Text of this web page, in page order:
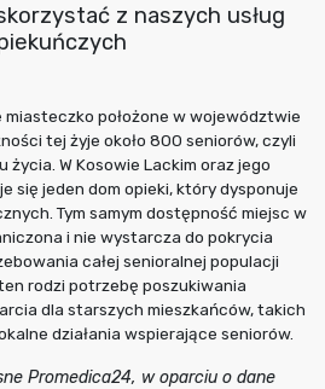
z naszych usług
położone w województwie
tej żyje około 800 seniorów, czyli
życia. W Kosowie Lackim oraz jego
się jeden dom opieki, który dysponuje
Tym samym dostępność miejsc w
i nie wystarcza do pokrycia
całej senioralnej populacji
rodzi potrzebę poszukiwania
dla starszych mieszkańców, takich
działania wspierające seniorów.
Promedica24, w oparciu o dane